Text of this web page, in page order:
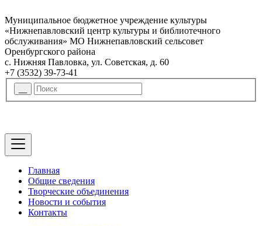
Муниципальное бюджетное учреждение культуры
«Нижнепавловский центр культуры и библиотечного
обслуживания» МО Нижнепавловский сельсовет
Оренбургского района
с. Нижняя Павловка, ул. Советская, д. 60
+7 (3532) 39-73-41
Главная
Общие сведения
Творческие объединения
Новости и события
Контакты